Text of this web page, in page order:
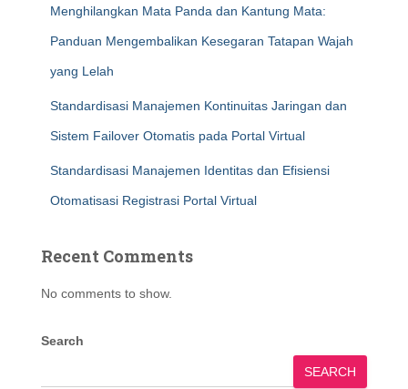
Menghilangkan Mata Panda dan Kantung Mata:
Panduan Mengembalikan Kesegaran Tatapan Wajah
yang Lelah
Standardisasi Manajemen Kontinuitas Jaringan dan
Sistem Failover Otomatis pada Portal Virtual
Standardisasi Manajemen Identitas dan Efisiensi
Otomatisasi Registrasi Portal Virtual
Recent Comments
No comments to show.
Search
SEARCH